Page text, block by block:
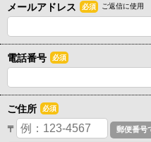
メールアドレス 必須 ご返信に使用
電話番号 必須
ご住所 必須
〒